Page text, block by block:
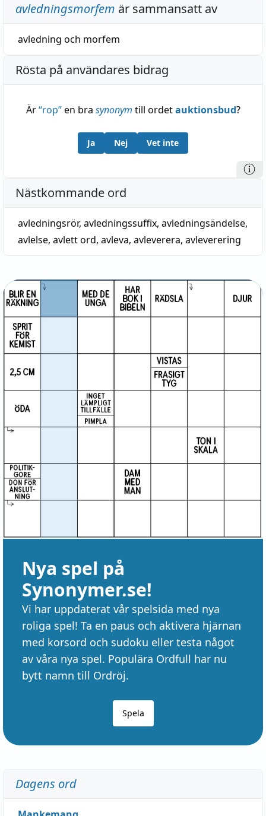
avledningsmorfem är sammansatt av
avledning och morfem
Rösta på användares bidrag
Är“rop”en bra synonym till ordetauktionsbud?
Ja Nej Vet inte
Nästkommande ord
avledningsrör, avledningssuffix, avledningsändelse,
avlelse, avlett ord, avleva, avleverera, avleverering
Nya spel på
Synonymer.se!
Vi har uppdaterat vår spelsida med nya
roliga spel! Ta en paus och aktivera hjärnan
med korsord och sudoku eller testa något
av våra nya spel. Populära Ordfull har nu
bytt namn till Ordröj.
Spela
Dagens ord